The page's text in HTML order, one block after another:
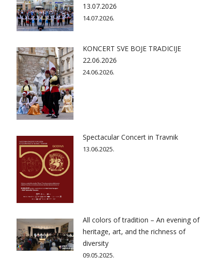
13.07.2026
14.07.2026.
KONCERT SVE BOJE TRADICIJE
22.06.2026
24.06.2026.
Spectacular Concert in Travnik
13.06.2025.
All colors of tradition – An evening of
heritage, art, and the richness of
diversity
09.05.2025.